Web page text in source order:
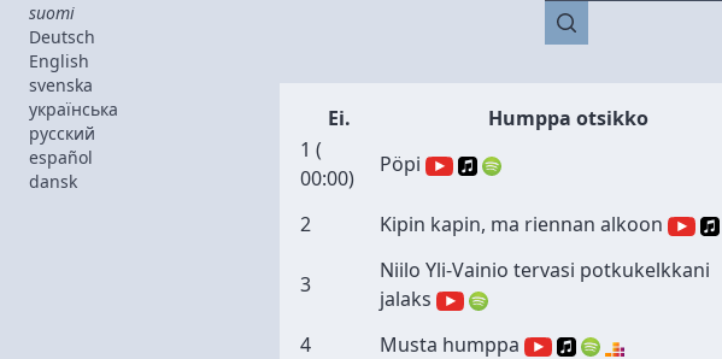
suomi
Deutsch
English
svenska
українська
русский
español
dansk
Ei. Humppa otsikko
1 (
00:00)
Pöpi
2 Kipin kapin, ma riennan alkoon
3
Niilo Yli-Vainio tervasi potkukelkkani
jalaks
4 Musta humppa